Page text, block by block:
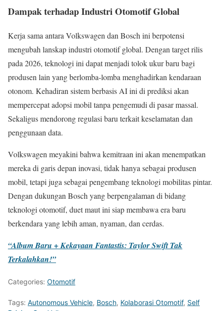
Dampak terhadap Industri Otomotif Global
Kerja sama antara Volkswagen dan Bosch ini berpotensi
mengubah lanskap industri otomotif global. Dengan target rilis
pada 2026, teknologi ini dapat menjadi tolok ukur baru bagi
produsen lain yang berlomba-lomba menghadirkan kendaraan
otonom. Kehadiran sistem berbasis AI ini di prediksi akan
mempercepat adopsi mobil tanpa pengemudi di pasar massal.
Sekaligus mendorong regulasi baru terkait keselamatan dan
penggunaan data.
Volkswagen meyakini bahwa kemitraan ini akan menempatkan
mereka di garis depan inovasi, tidak hanya sebagai produsen
mobil, tetapi juga sebagai pengembang teknologi mobilitas pintar.
Dengan dukungan Bosch yang berpengalaman di bidang
teknologi otomotif, duet maut ini siap membawa era baru
berkendara yang lebih aman, nyaman, dan cerdas.
“Album Baru + Kekayaan Fantastis: Taylor Swift Tak
Terkalahkan!”
Categories: Otomotif
Tags: Autonomous Vehicle, Bosch, Kolaborasi Otomotif, Self